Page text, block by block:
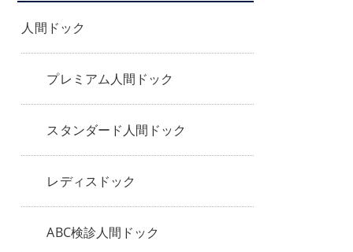
人間ドック
プレミアム人間ドック
スタンダード人間ドック
レディスドック
ABC検診人間ドック